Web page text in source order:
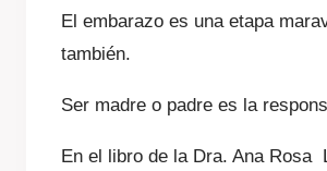
El embarazo es una etapa
también.
Ser madre o padre es la
En el libro de la Dra. Ana Rosa